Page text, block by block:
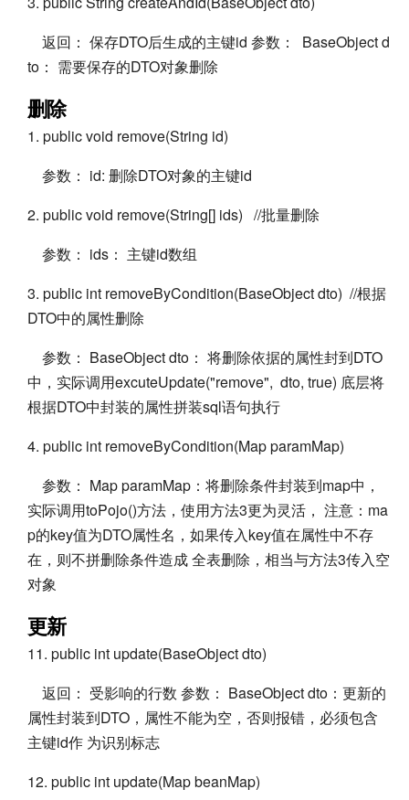
返回： 保存DTO后生成的主键id 参数： BaseObject d
to： 需要保存的DTO对象删除
删除
1. public void remove(String id)
参数： id: 删除DTO对象的主键id
2. public void remove(String[] ids) //批量删除
参数： ids： 主键id数组
3. public int removeByCondition(BaseObject dto) //根据
DTO中的属性删除
参数： BaseObject dto： 将删除依据的属性封到DTO
中，实际调用excuteUpdate("remove", dto, true) 底层将
根据DTO中封装的属性拼装sql语句执行
4. public int removeByCondition(Map paramMap)
参数： Map paramMap：将删除条件封装到map中，
实际调用toPojo()方法，使用方法3更为灵活， 注意：ma
p的key值为DTO属性名，如果传入key值在属性中不存
在，则不拼删除条件造成 全表删除，相当与方法3传入空
对象
更新
11. public int update(BaseObject dto)
返回： 受影响的行数 参数： BaseObject dto：更新的
属性封装到DTO，属性不能为空，否则报错，必须包含
主键id作 为识别标志
12. public int update(Map beanMap)